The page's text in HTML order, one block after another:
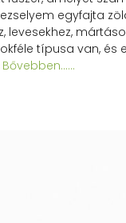
egyfajta
levesekhez,
típusa van, és